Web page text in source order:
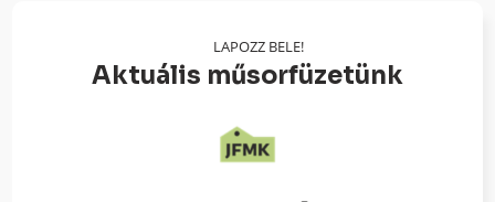
LAPOZZ BELE!
Aktuális műsorfüzetünk